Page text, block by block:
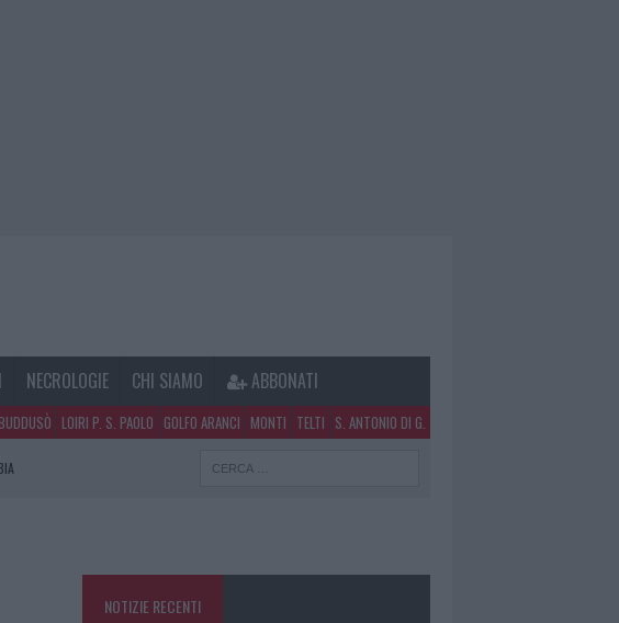
NECROLOGIE CHI SIAMO ABBONATI
BUDDUSÒ LOIRI P. S. PAOLO GOLFO ARANCI MONTI TELTI S. ANTONIO DI G.
NOTIZIE RECENTI